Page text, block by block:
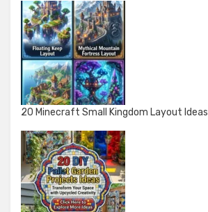
20 Minecraft Small Kingdom Layout Ideas